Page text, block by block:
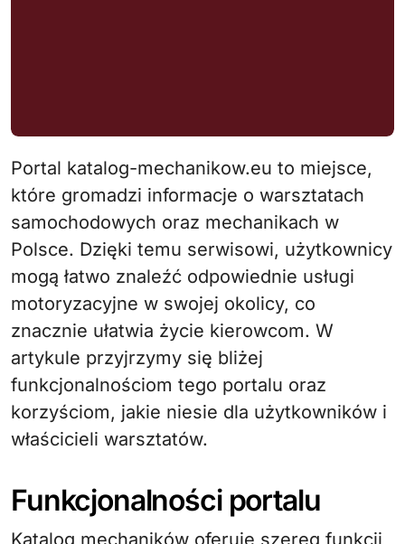
Portal katalog-mechanikow.eu to miejsce,
które gromadzi informacje o warsztatach
samochodowych oraz mechanikach w
Polsce. Dzięki temu serwisowi, użytkownicy
mogą łatwo znaleźć odpowiednie usługi
motoryzacyjne w swojej okolicy, co
znacznie ułatwia życie kierowcom. W
artykule przyjrzymy się bliżej
funkcjonalnościom tego portalu oraz
korzyściom, jakie niesie dla użytkowników i
właścicieli warsztatów.
Funkcjonalności portalu
Katalog mechaników oferuje szereg funkcji,